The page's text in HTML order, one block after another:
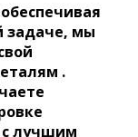
задаче, мы
.
с лучшим